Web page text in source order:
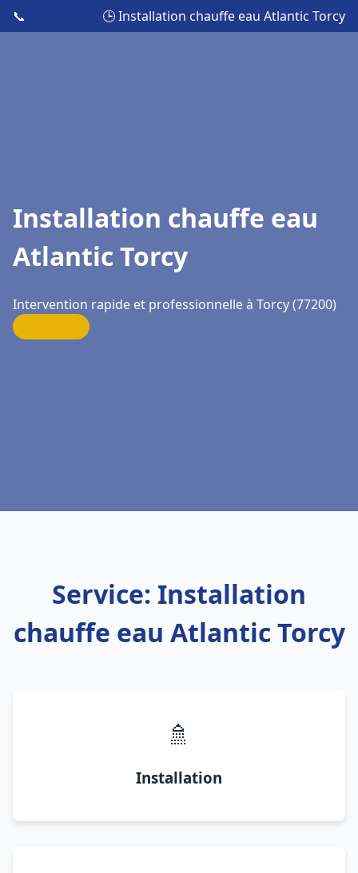
📞 🕒 Installation chauffe eau Atlantic Torcy
Installation chauffe eau
Atlantic Torcy
Intervention rapide et professionnelle à Torcy (77200)
Service: Installation
chauffe eau Atlantic Torcy
🚿
Installation